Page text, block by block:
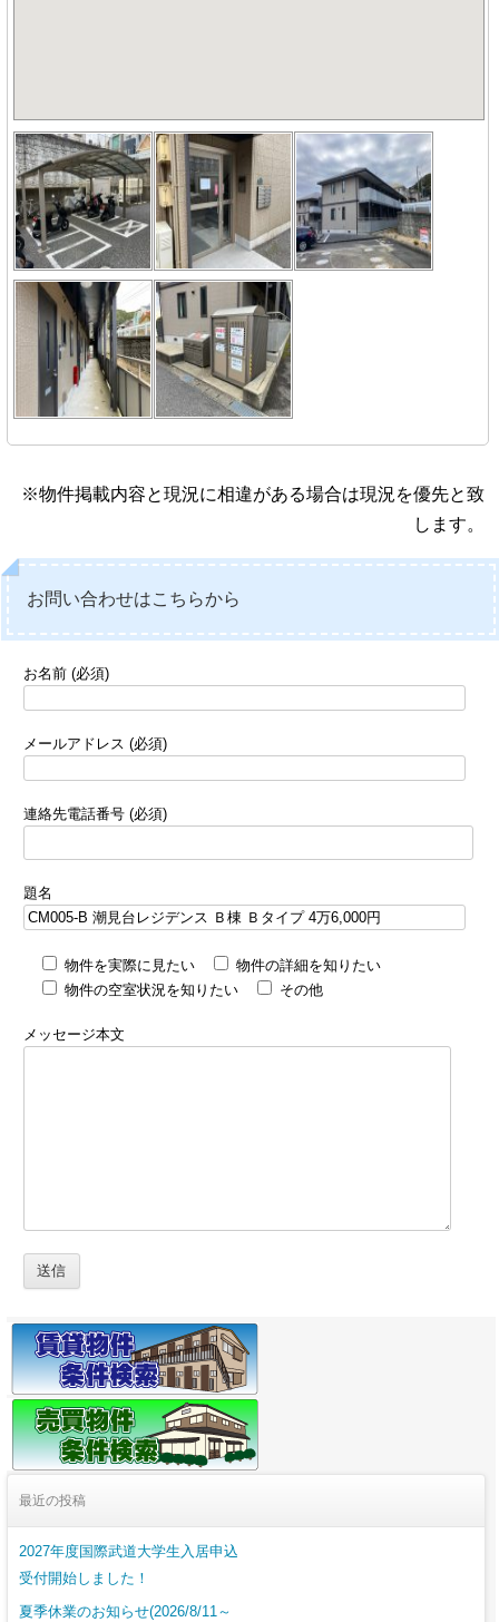
※物件掲載内容と現況に相違がある場合は現況を優先と致
します。
お問い合わせはこちらから
お名前 (必須)
メールアドレス (必須)
連絡先電話番号 (必須)
題名
物件を実際に見たい
物件の詳細を知りたい
物件の空室状況を知りたい
その他
メッセージ本文
最近の投稿
2027年度国際武道大学生入居申込
受付開始しました！
夏季休業のお知らせ(2026/8/11～